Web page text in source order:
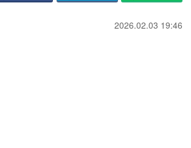
2026.02.03 19:46